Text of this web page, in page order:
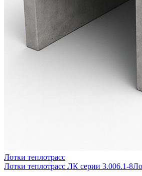
Лотки теплотрасс
Лотки теплотрасс ЛК серии 3.006.1-8